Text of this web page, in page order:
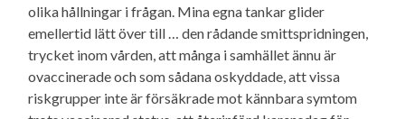
olika hållningar i frågan. Mina egna tankar glider
emellertid lätt över till … den rådande smittspridningen,
trycket inom vården, att många i samhället ännu är
ovaccinerade och som sådana oskyddade, att vissa
riskgrupper inte är försäkrade mot kännbara symtom